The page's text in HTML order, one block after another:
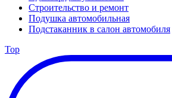
Строительство и ремонт
Подушка автомобильная
Подстаканник в салон автомобиля
Top